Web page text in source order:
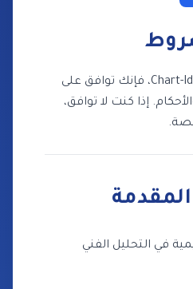
باستخدامك لمنصة Chart-Idea، فإنك توافق على
إذا كنت لا توافق،
في التحليل الفني